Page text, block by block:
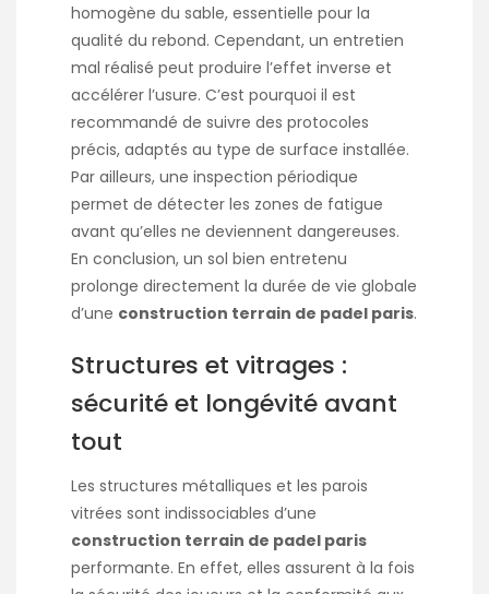
homogène du sable, essentielle pour la
qualité du rebond. Cependant, un entretien
mal réalisé peut produire l’effet inverse et
accélérer l’usure. C’est pourquoi il est
recommandé de suivre des protocoles
précis, adaptés au type de surface installée.
Par ailleurs, une inspection périodique
permet de détecter les zones de fatigue
avant qu’elles ne deviennent dangereuses.
En conclusion, un sol bien entretenu
prolonge directement la durée de vie globale
d’une construction terrain de padel paris.
Structures et vitrages :
sécurité et longévité avant
tout
Les structures métalliques et les parois
vitrées sont indissociables d’une
construction terrain de padel paris
performante. En effet, elles assurent à la fois